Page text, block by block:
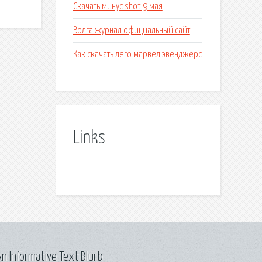
Скачать минус shot 9 мая
Волга журнал официальный сайт
Как скачать лего марвел эвенджерс
Links
Informative Text Blurb